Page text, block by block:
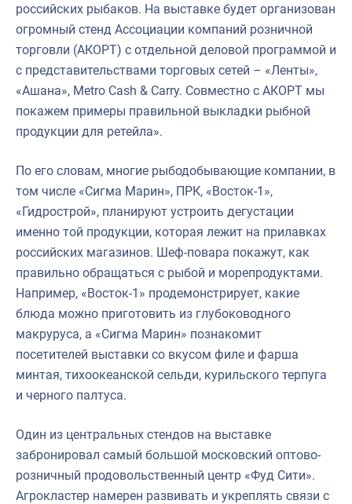
российских рыбаков. На выставке будет организован
огромный стенд Ассоциации компаний розничной
торговли (АКОРТ) с отдельной деловой программой и
с представительствами торговых сетей – «Ленты»,
«Ашана», Metro Cash & Carry. Совместно с АКОРТ мы
покажем примеры правильной выкладки рыбной
продукции для ретейла».
По его словам, многие рыбодобывающие компании, в
том числе «Сигма Марин», ПРК, «Восток-1»,
«Гидрострой», планируют устроить дегустации
именно той продукции, которая лежит на прилавках
российских магазинов. Шеф-повара покажут, как
правильно обращаться с рыбой и морепродуктами.
Например, «Восток-1» продемонстрирует, какие
блюда можно приготовить из глубоководного
макруруса, а «Сигма Марин» познакомит
посетителей выставки со вкусом филе и фарша
минтая, тихоокеанской сельди, курильского терпуга
и черного палтуса.
Один из центральных стендов на выставке
забронировал самый большой московский оптово-
розничный продовольственный центр «Фуд Сити».
Агрокластер намерен развивать и укреплять связи с